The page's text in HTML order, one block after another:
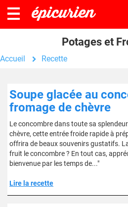
Potages et
Accueil Recette
Soupe glacée au
fromage de chèvre
Le concombre dans toute sa
chèvre, cette entrée froide rapide à
offrira de beaux souvenirs gustatifs.
fruit le concombre ? En tout cas,
bienvenue par les temps de..."
Lire la recette